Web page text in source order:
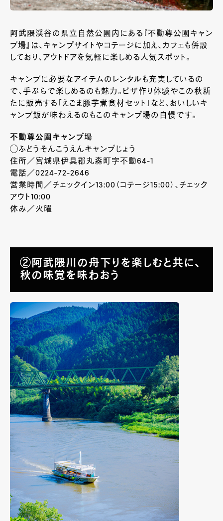
阿武隈渓谷の県立自然公園内にある『不動尊公園キャン
プ場』は、キャンプサイトやコテージに加え、カフェも併設
しており、アウトドアを気軽に楽しめる人気スポット。
キャンプに必要なアイテムのレンタルも充実しているの
で、手ぶらで楽しめるのも魅力。ピザ作り体験やこの秋新
たに販売する「えごま豚芋煮食材セット」など、おいしいキ
ャンプ飯が味わえるのもこのキャンプ場の自慢です。
不動尊公園キャンプ場
◯ふどうそんこうえんキャンプじょう
住所／宮城県伊具郡丸森町字不動64-1
電話／0224-72-2646
営業時間／チェックイン13:00（コテージ15:00）、チェック
アウト10:00
休み／火曜
②阿武隈川の舟下りを楽しむと共に、
秋の味覚を味わおう